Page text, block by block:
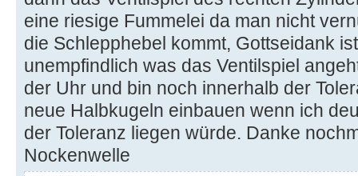
eine riesige Fummelei da man nicht
die Schlepphebel kommt, Gottseidank
unempfindlich was das Ventilspiel
der Uhr und bin noch innerhalb der
neue Halbkugeln einbauen wenn ich
der Toleranz liegen würde. Danke
Nockenwelle